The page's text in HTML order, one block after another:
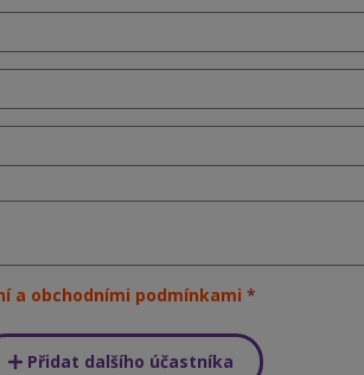
a obchodními podmínkami
Přidat dalšího účastníka